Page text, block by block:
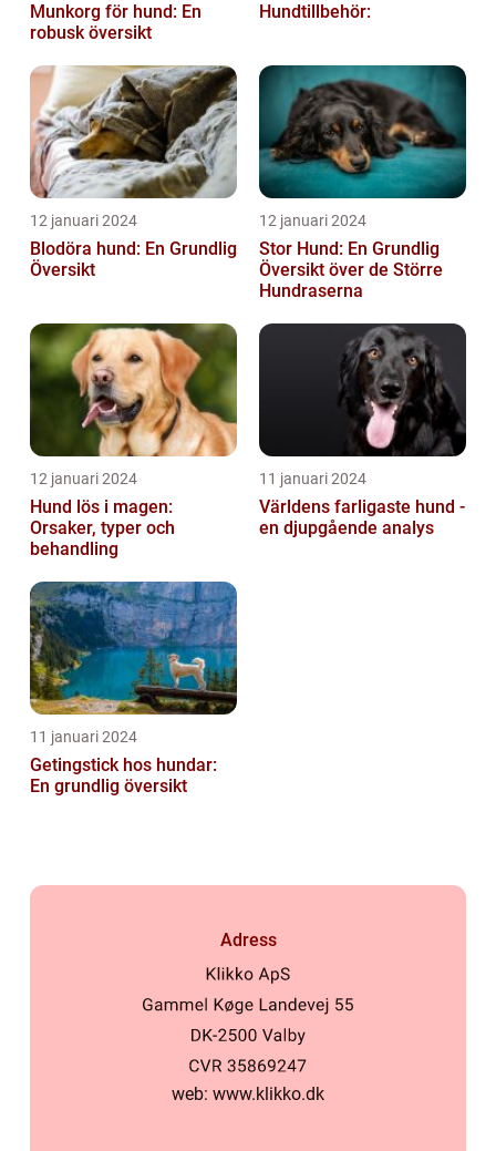
Munkorg för hund: En
robusk översikt
Hundtillbehör:
12 januari 2024
Blodöra hund: En Grundlig
Översikt
12 januari 2024
Stor Hund: En Grundlig
Översikt över de Större
Hundraserna
12 januari 2024
Hund lös i magen:
Orsaker, typer och
behandling
11 januari 2024
Världens farligaste hund -
en djupgående analys
11 januari 2024
Getingstick hos hundar:
En grundlig översikt
Adress
web: www.klikko.dk